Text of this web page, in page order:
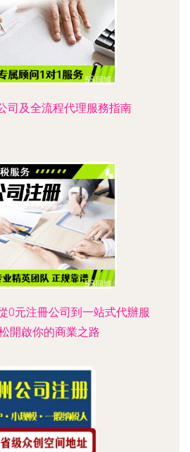
司及全流程代理服務指南
0元注冊公司到一站式代辦服
開啟你的商業之路